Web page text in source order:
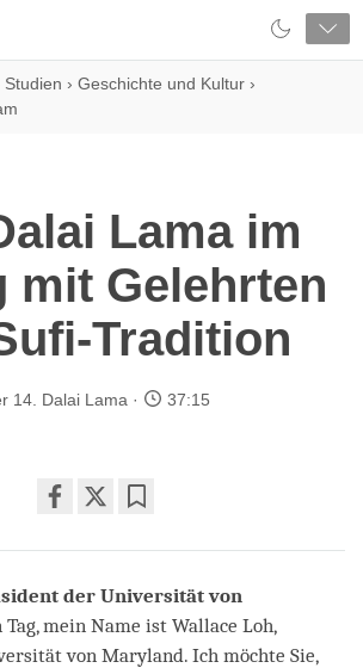
› Geschichte und Kultur ›
Lama im
mit Gelehrten
Tradition
14. Dalai Lama 37:15
on
der Universität von
Tag, mein Name ist Wallace Loh,
von Maryland. Ich möchte Sie,